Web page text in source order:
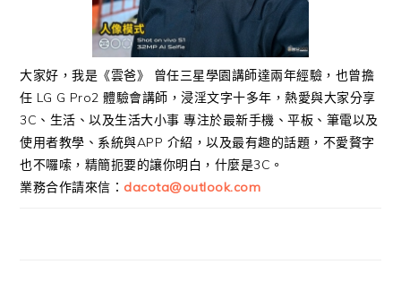
大家好，我是《雲爸》 曾任三星學園講師達兩年經驗，也曾擔
任 LG G Pro2 體驗會講師，浸淫文字十多年，熱愛與大家分享
3C、生活、以及生活大小事 專注於最新手機、平板、筆電以及
使用者教學、系統與APP 介紹，以及最有趣的話題，不愛贅字
也不囉嗦，精簡扼要的讓你明白，什麼是3C。
業務合作請來信： dacota@outlook.com